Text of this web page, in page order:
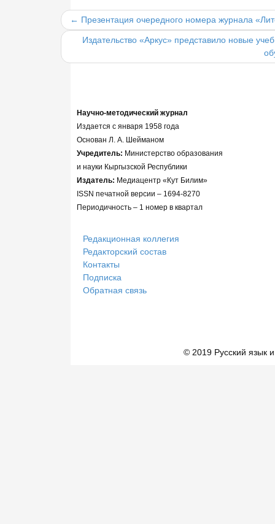
← Презентация очередного номера журнала
Издательство «Аркус» представило новые
Научно-методический журнал
Издается с января 1958 года
Основан Л. А. Шейманом
Учредитель: Министерство образования
и науки Кыргызской Республики
Издатель: Медиацентр «Кут Билим»
ISSN печатной версии – 1694-8270
Периодичность – 1 номер в квартал
Редакционная коллегия
Редакторский состав
Контакты
Подписка
Обратная связь
© 2019 Русский язык